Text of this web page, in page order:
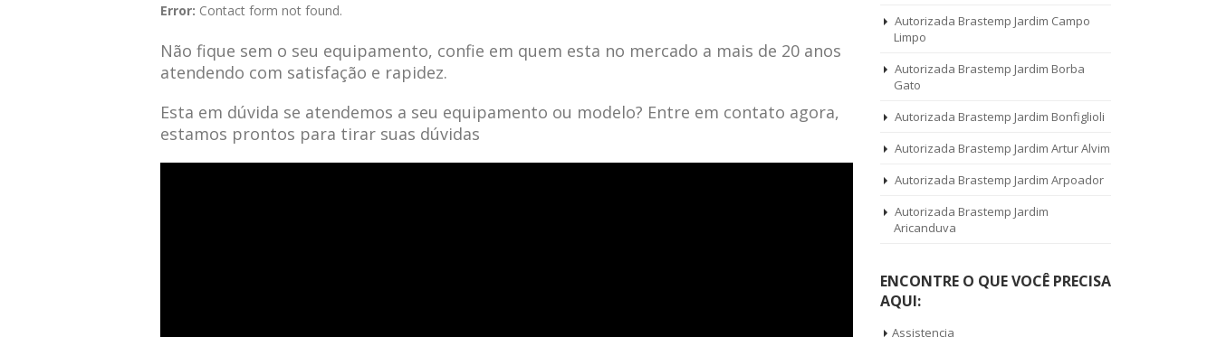
Error: Contact form not found.
Não fique sem o seu equipamento, confie em quem esta no mercado a mais de 20 anos
atendendo com satisfação e rapidez.
Esta em dúvida se atendemos a seu equipamento ou modelo? Entre em contato agora,
estamos prontos para tirar suas dúvidas
Autorizada Brastemp Jardim Campo
Limpo
Autorizada Brastemp Jardim Borba
Gato
Autorizada Brastemp Jardim Bonfiglioli
Autorizada Brastemp Jardim Artur Alvim
Autorizada Brastemp Jardim Arpoador
Autorizada Brastemp Jardim
Aricanduva
ENCONTRE O QUE VOCÊ PRECISA
AQUI:
Assistencia